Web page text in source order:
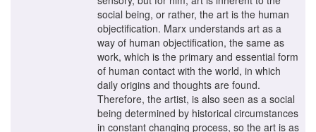
social being, or rather, the art is the human
objectification. Marx understands art as a
way of human objectification, the same as
work, which is the primary and essential form
of human contact with the world, in which
daily origins and thoughts are found.
Therefore, the artist, is also seen as a social
being determined by historical circumstances
in constant changing process, so the art is as